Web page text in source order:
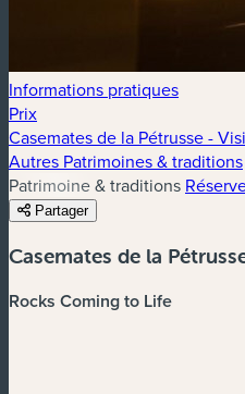
Informations pratiques
Prix
Casemates de la Pétrusse -
Autres Patrimoines & traditions
Patrimoine & traditions
Partager
Casemates de la
Rocks Coming to Life